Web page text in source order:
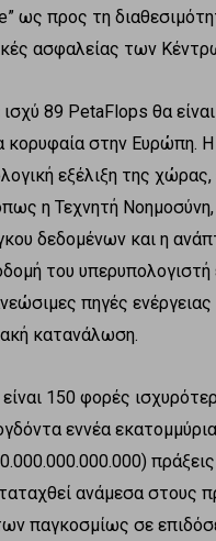
προς τη
ασφαλείας των
89 PetaFlops θα
στην Ευρώπη.
εξέλιξη της
η Τεχνητή Νοημοσύνη,
δεδομένων και η
του
πηγές
κατανάλωση.
150 φορές
εννέα
ανάμεσα στους
παγκοσμίως σε